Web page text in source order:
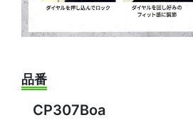
品番
CP307Boa